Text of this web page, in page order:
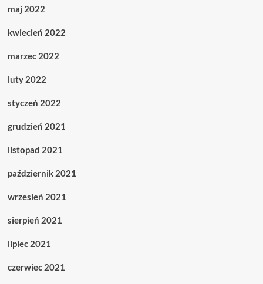
maj 2022
kwiecień 2022
marzec 2022
luty 2022
styczeń 2022
grudzień 2021
listopad 2021
październik 2021
wrzesień 2021
sierpień 2021
lipiec 2021
czerwiec 2021